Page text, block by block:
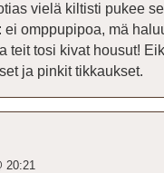
vielä kiltisti pukee
ei omppupipoa, mä
teit tosi kivat housut!
ja pinkit tikkaukset.
20:21